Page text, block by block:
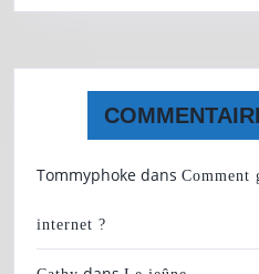
Tommyphoke dans Comment
internet ?